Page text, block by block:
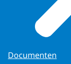
Documenten